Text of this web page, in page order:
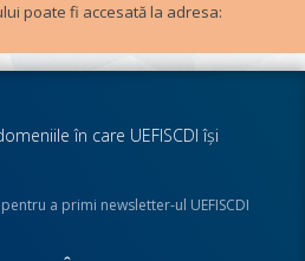
poate fi accesată la adresa:
în care UEFISCDI îşi
a primi newsletter-ul UEFISCDI